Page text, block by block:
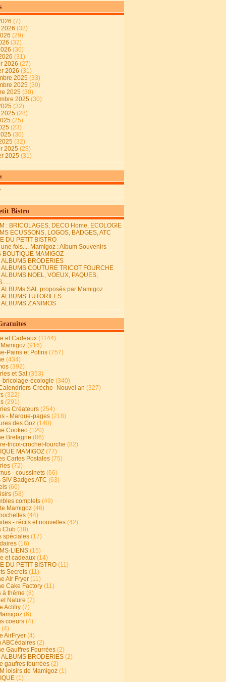
(7)
(32)
(29)
(32)
(30)
(31)
2026 (27)
2026 (31)
2025 (33)
2025 (30)
2025 (30)
2025 (30)
(32)
(28)
(25)
(23)
(30)
(32)
2025 (29)
2025 (31)
Bistro
: BRICOLAGES, DECO Home, ECOLOGIE
ECUSSONS, LOGOS, BADGES, ATC
DU PETIT BISTRO
fois.... Mamigoz : Album Souvenirs
BOUTIQUE MAMIGOZ
ALBUMS BRODERIES
ALBUMS COUTURE TRICOT FOURCHE
ALBUMS NOEL, VOEUX, PAQUES,
ALBUMs SAL proposés par Mamigoz
ALBUMS TUTORIELS
ALBUMS Z'ANIMOS
et Cadeaux (1144)
(916)
Pains et Potins (757)
(434)
(392)
et Sal (353)
bricolage-écologie (340)
Crèche- Nouvel an (327)
(322)
(291)
Créateurs (254)
- Marque-pages (218)
des Goz (140)
Cookeo (120)
Bretagne (86)
tricot-crochet-fourche (82)
MAMIGOZ (77)
Cartes Postales (75)
(72)
- coussinets (66)
Badges ATC (63)
(60)
(58)
complets (49)
Mamigoz (46)
(44)
- récits et nouvelles (42)
Club (38)
spéciales (17)
(16)
LIENS (15)
et cadeaux (14)
DU PETIT BISTRO (11)
Secrets (11)
Air Fryer (11)
Cake Factory (11)
à thème (8)
Nature (7)
Actifry (7)
(6)
coeurs (4)
(4)
AirFryer (4)
ABCédaires (2)
Gauffres Fourrées (2)
ALBUMS BRODERIES (2)
gaufres fourrées (2)
loisirs de Mamigoz (1)
(1)